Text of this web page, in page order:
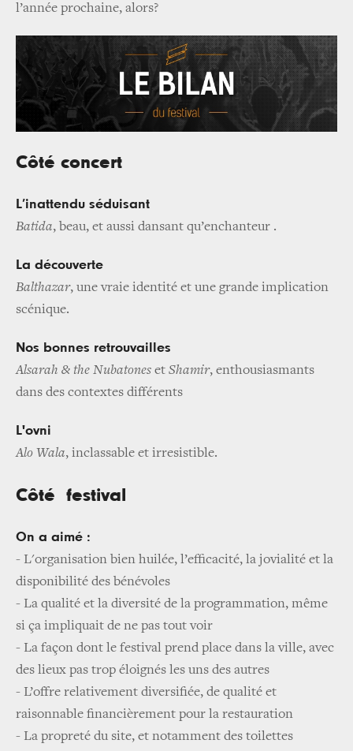
l’année prochaine, alors?
Côté concert
L’inattendu séduisant
Batida, beau, et aussi dansant qu’enchanteur .
La découverte
Balthazar, une vraie identité et une grande implication
scénique.
Nos bonnes retrouvailles
Alsarah & the Nubatones et Shamir, enthousiasmants
dans des contextes différents
L'ovni
Alo Wala, inclassable et irresistible.
Côté festival
On a aimé :
- L'organisation bien huilée, l’efficacité, la jovialité et la
disponibilité des bénévoles
- La qualité et la diversité de la programmation, même
si ça impliquait de ne pas tout voir
- La façon dont le festival prend place dans la ville, avec
des lieux pas trop éloignés les uns des autres
- L’offre relativement diversifiée, de qualité et
raisonnable financièrement pour la restauration
- La propreté du site, et notamment des toilettes